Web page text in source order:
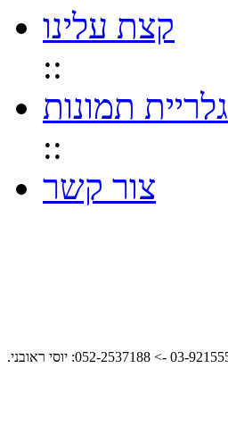
קצת עלינו
::
גלריית תמונות
::
צור קשר
יוסי ראובני